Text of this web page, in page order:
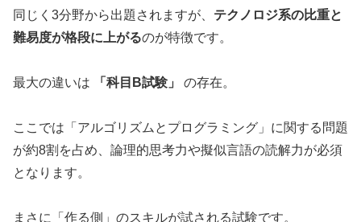
同じく3分野から出題されますが、 テクノロジ系の比重と
難易度が格段に上がるのが特徴です。
最大の違いは 「科目B試験」 の存在。
ここでは「アルゴリズムとプログラミング」に関する問題
が約8割を占め、論理的思考力や擬似言語の読解力が必須
となります。
まさに「作る側」のスキルが試される試験です。